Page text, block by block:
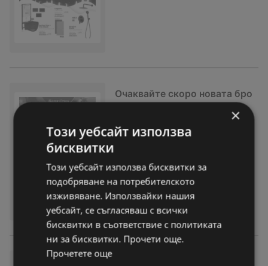
Очаквайте скоро новата бро
шура на Баня Стил!
Изтекла валидност на:
×
Този уебсайт използва
бисквитки
Този уебсайт използва бисквитки за
подобряване на потребителското
изживяване. Използвайки нашия
уебсайт, се съгласяваш с всички
бисквитки в съответствие с политиката
ни за бисквитки. Прочети още.
Прочетете още